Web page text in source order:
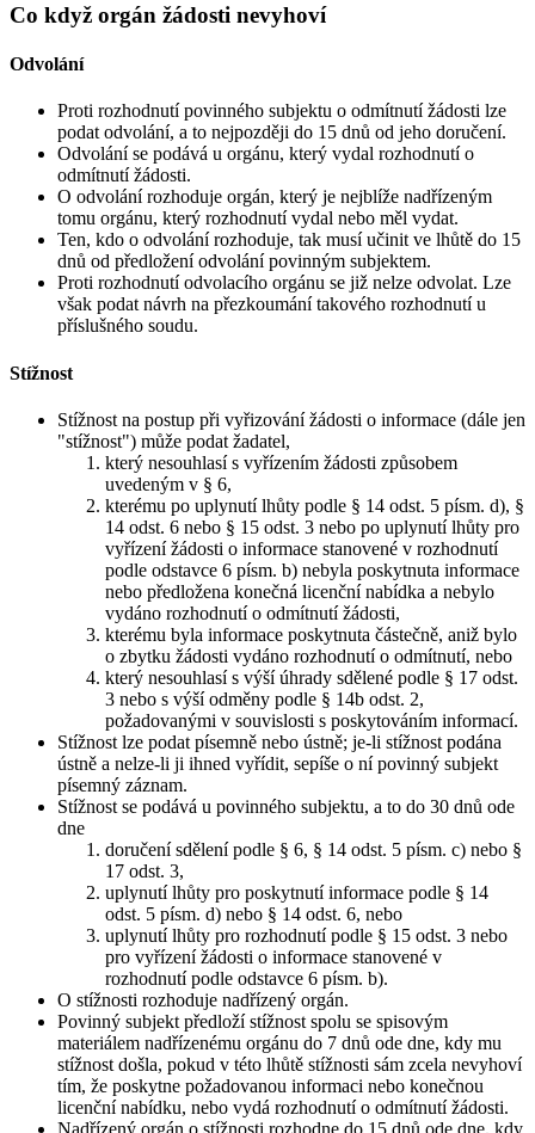
Co když orgán žádosti nevyhoví
Odvolání
Proti rozhodnutí povinného subjektu o odmítnutí žádosti lze
podat odvolání, a to nejpozději do 15 dnů od jeho doručení.
Odvolání se podává u orgánu, který vydal rozhodnutí o
odmítnutí žádosti.
O odvolání rozhoduje orgán, který je nejblíže nadřízeným
tomu orgánu, který rozhodnutí vydal nebo měl vydat.
Ten, kdo o odvolání rozhoduje, tak musí učinit ve lhůtě do 15
dnů od předložení odvolání povinným subjektem.
Proti rozhodnutí odvolacího orgánu se již nelze odvolat. Lze
však podat návrh na přezkoumání takového rozhodnutí u
příslušného soudu.
Stížnost
Stížnost na postup při vyřizování žádosti o informace (dále jen
"stížnost") může podat žadatel,
který nesouhlasí s vyřízením žádosti způsobem
uvedeným v § 6,
kterému po uplynutí lhůty podle § 14 odst. 5 písm. d), §
14 odst. 6 nebo § 15 odst. 3 nebo po uplynutí lhůty pro
vyřízení žádosti o informace stanovené v rozhodnutí
podle odstavce 6 písm. b) nebyla poskytnuta informace
nebo předložena konečná licenční nabídka a nebylo
vydáno rozhodnutí o odmítnutí žádosti,
kterému byla informace poskytnuta částečně, aniž bylo
o zbytku žádosti vydáno rozhodnutí o odmítnutí, nebo
který nesouhlasí s výší úhrady sdělené podle § 17 odst.
3 nebo s výší odměny podle § 14b odst. 2,
požadovanými v souvislosti s poskytováním informací.
Stížnost lze podat písemně nebo ústně; je-li stížnost podána
ústně a nelze-li ji ihned vyřídit, sepíše o ní povinný subjekt
písemný záznam.
Stížnost se podává u povinného subjektu, a to do 30 dnů ode
dne
doručení sdělení podle § 6, § 14 odst. 5 písm. c) nebo §
17 odst. 3,
uplynutí lhůty pro poskytnutí informace podle § 14
odst. 5 písm. d) nebo § 14 odst. 6, nebo
uplynutí lhůty pro rozhodnutí podle § 15 odst. 3 nebo
pro vyřízení žádosti o informace stanovené v
rozhodnutí podle odstavce 6 písm. b).
O stížnosti rozhoduje nadřízený orgán.
Povinný subjekt předloží stížnost spolu se spisovým
materiálem nadřízenému orgánu do 7 dnů ode dne, kdy mu
stížnost došla, pokud v této lhůtě stížnosti sám zcela nevyhoví
tím, že poskytne požadovanou informaci nebo konečnou
licenční nabídku, nebo vydá rozhodnutí o odmítnutí žádosti.
Nadřízený orgán o stížnosti rozhodne do 15 dnů ode dne, kdy